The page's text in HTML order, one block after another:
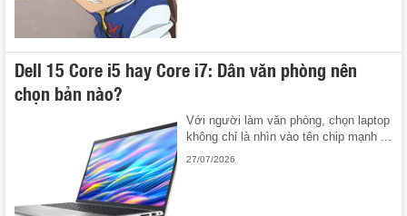
Dell 15 Core i5 hay Core i7: Dân văn phòng nên
chọn bản nào?
Với người làm văn phòng, chọn laptop
không chỉ là nhìn vào tên chip mạnh ...
27/07/2026